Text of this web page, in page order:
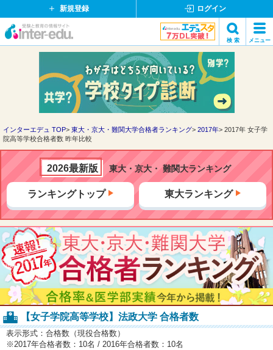
新規登録 ログイン
イ
ド
ッ
ト
検 索 メニュー
検索
インターエデュ TOP 東大・京大・難関大学合格者ランキング 2017年
2017年 女子学
院高等学校合格者数 昨年比較
2026最新版 東大・京大・ 難関大ランキング
ランキングトップ 東大ランキング
【女子学院高等学校】法政大学 合格者数
表示形式：合格数（現役合格数）
※2017年合格者数：10名 / 2016年合格者数：10名